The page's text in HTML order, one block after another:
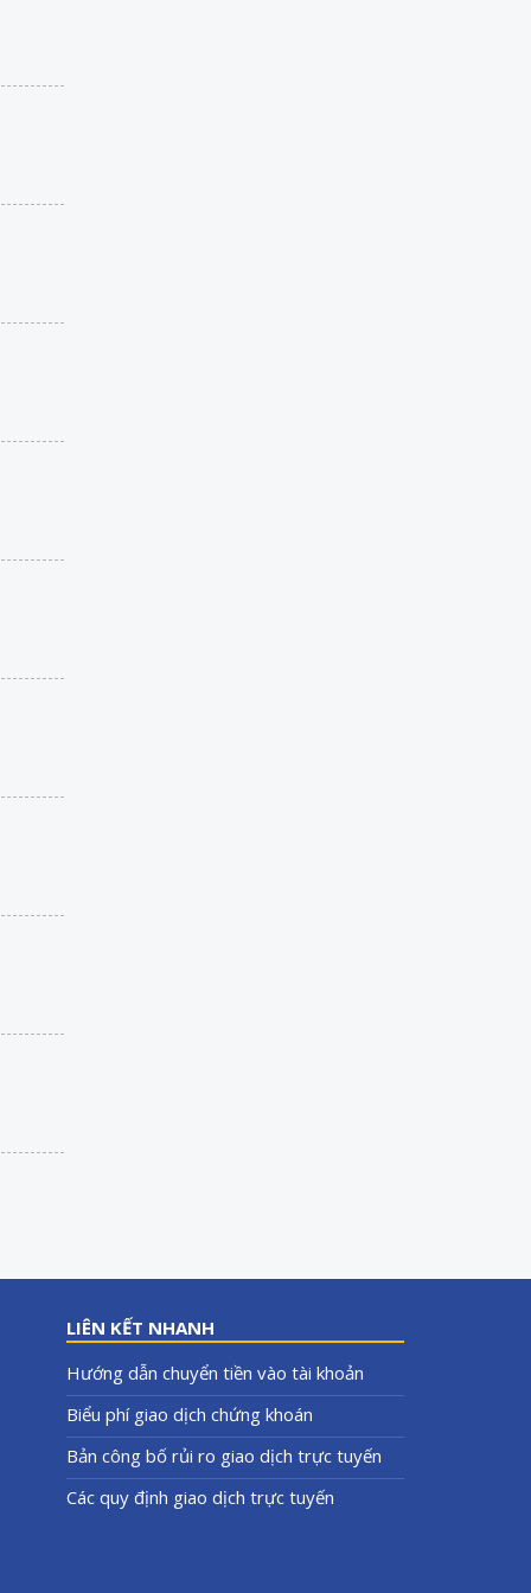
LIÊN KẾT NHANH
Hướng dẫn chuyển tiền vào tài khoản
Biểu phí giao dịch chứng khoán
Bản công bố rủi ro giao dịch trực tuyến
Các quy định giao dịch trực tuyến